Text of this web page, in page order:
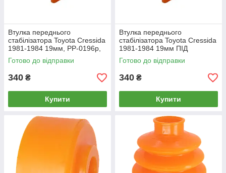
Втулка переднього
стабілізатора Toyota Cressida
1981-1984 19мм, PP-0196p,
поліуретан, PolyPro
Готово до відправки
340 ₴
Купити
Втулка переднього
стабілізатора Toyota Cressida
1981-1984 19мм ПІД
ВИРОБІТКУ, PP-0196p,
поліуретан, PolyPro
Готово до відправки
340 ₴
Купити